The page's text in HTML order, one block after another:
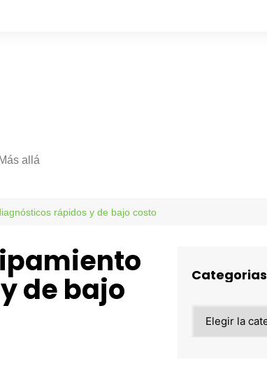
Más allá
Internacionales Más allá
rápidos y de bajo costo
de bajo Categorias